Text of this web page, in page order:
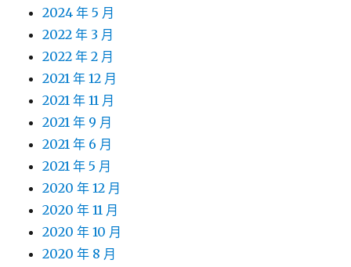
2024 年 5 月
2022 年 3 月
2022 年 2 月
2021 年 12 月
2021 年 11 月
2021 年 9 月
2021 年 6 月
2021 年 5 月
2020 年 12 月
2020 年 11 月
2020 年 10 月
2020 年 8 月